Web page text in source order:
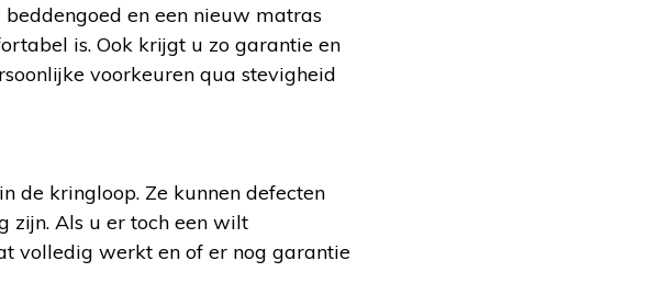
en een nieuw matras
is. Ook krijgt u zo garantie en
voorkeuren qua stevigheid
de kringloop. Ze kunnen defecten
zijn. Als u er toch een wilt
volledig werkt en of er nog garantie